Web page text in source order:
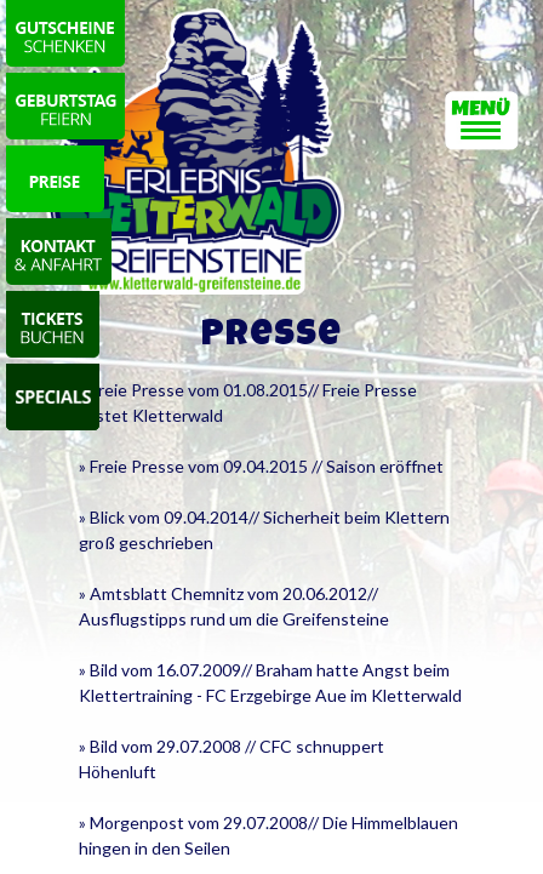
Presse
» Freie Presse vom 01.08.2015// Freie Presse
testet Kletterwald
» Freie Presse vom 09.04.2015 // Saison eröffnet
» Blick vom 09.04.2014// Sicherheit beim Klettern
groß geschrieben
» Amtsblatt Chemnitz vom 20.06.2012//
Ausflugstipps rund um die Greifensteine
» Bild vom 16.07.2009// Braham hatte Angst beim
Klettertraining - FC Erzgebirge Aue im Kletterwald
» Bild vom 29.07.2008 // CFC schnuppert
Höhenluft
» Morgenpost vom 29.07.2008// Die Himmelblauen
hingen in den Seilen